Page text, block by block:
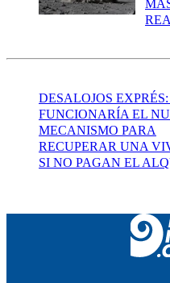
DESALOJOS
FUNCIONARÍA EL
MECANISMO PARA
RECUPERAR UNA
SI NO PAGAN EL